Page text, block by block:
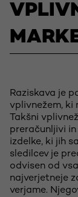
Raziskava je
vplivnežem, ki
Takšni
preračunljivi
izdelke, ki jih
sledilcev je
odvisen od
najverjetneje
verjame.